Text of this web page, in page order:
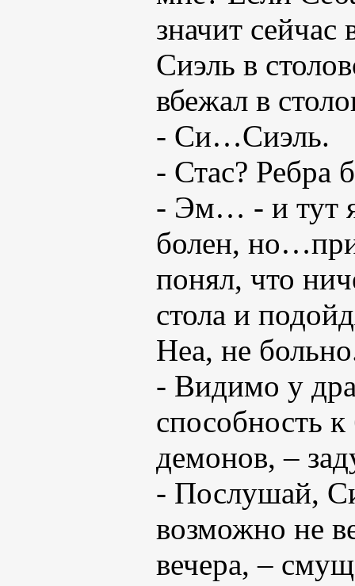
значит сейчас
Сиэль в
вбежал в
- Си…Сиэль.
- Стас? Ребра
- Эм… - и тут
болен,
понял, что
стола и
Неа, не
- Видимо у
способность
демонов, –
- Послушай,
возможно не
вечера, –